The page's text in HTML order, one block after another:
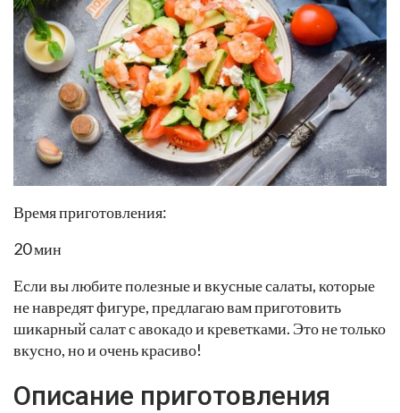
Время приготовления:
20 мин
Если вы любите полезные и вкусные салаты, которые
не навредят фигуре, предлагаю вам приготовить
шикарный салат с авокадо и креветками. Это не только
вкусно, но и очень красиво!
Описание приготовления